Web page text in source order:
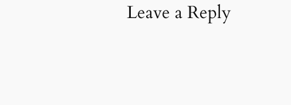
Leave a Reply